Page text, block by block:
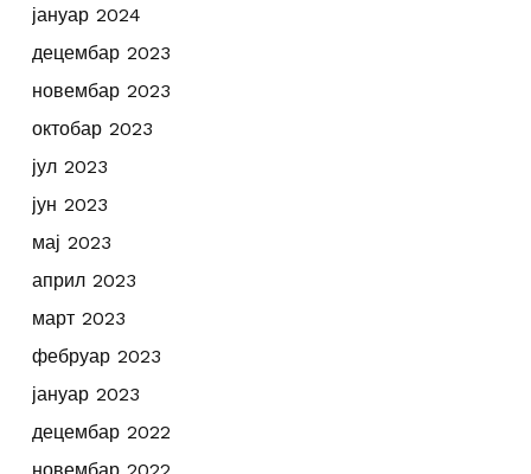
јануар 2024
децембар 2023
новембар 2023
октобар 2023
јул 2023
јун 2023
мај 2023
април 2023
март 2023
фебруар 2023
јануар 2023
децембар 2022